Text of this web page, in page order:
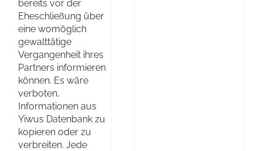
bereits vor der
Eheschließung über
eine womöglich
gewalttätige
Vergangenheit ihres
Partners informieren
können. Es wäre
verboten,
Informationen aus
Yiwus Datenbank zu
kopieren oder zu
verbreiten. Jede